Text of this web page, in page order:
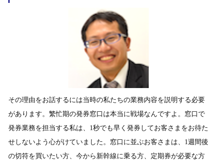
その理由をお話するには当時の私たちの業務内容を説明する必要
があります。繁忙期の発券窓口は本当に戦場なんですよ。窓口で
発券業務を担当する私は、1秒でも早く発券してお客さまをお待た
せしないよう心がけていました。窓口に並ぶお客さまは、1週間後
の切符を買いたい方、今から新幹線に乗る方、定期券が必要な方